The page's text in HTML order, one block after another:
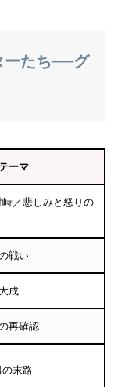
ーたち──グ
ーマ
／悲しみと怒りの
戦い
成
再確認
の末路